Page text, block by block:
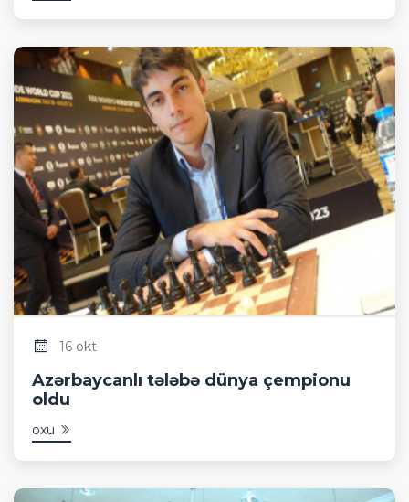
16 okt
Azərbaycanlı tələbə dünya çempionu
oldu
oxu